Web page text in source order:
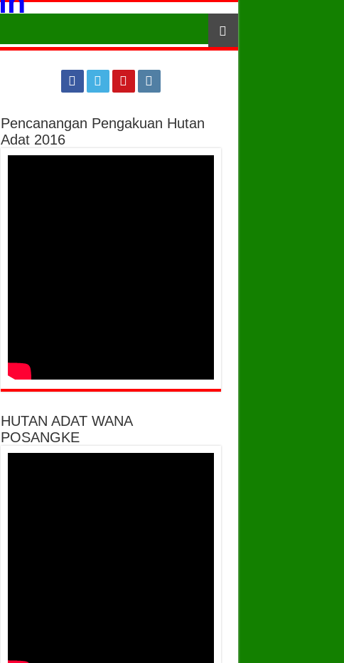
Pencanangan Pengakuan Hutan
Adat 2016
HUTAN ADAT WANA
POSANGKE